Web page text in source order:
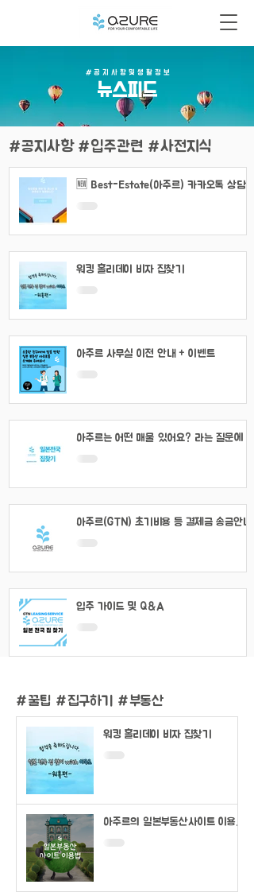
# 공 지 사 항 및 생 활 정 보
​뉴스피드
#공지사항 #입주관련 #사전지식
🆕 Best-Estate(아주르) 카카오톡 상담
워킹 홀리데이 비자 집찾기
아주르 사무실 이전 안내 + 이벤트
아주르는 어떤 매물 있어요? 라는 질문에 대
아주르(GTN) 초기비용 등 결제금 송금안내
입주 가이드 및 Q&A
#꿀팁 #집구하기 #부동산
워킹 홀리데이 비자 집찾기
아주르의 일본부동산사이트 이용법